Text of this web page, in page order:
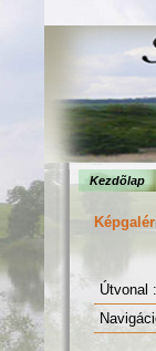
Kezdõlap
Útvonal :